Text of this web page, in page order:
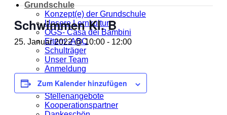
Grundschule
Konzept(e) der Grundschule
Unsere Lernkultur
OGS- Casa dei Bambini
Eltern -ABC
Schulträger
Unser Team
Anmeldung
Unsere MOmeNTE
Stellenangebote
Kooperationspartner
Schwimmen Kl. B
25. Januar 2022 @ 10:00 - 12:00
Zum Kalender hinzufügen